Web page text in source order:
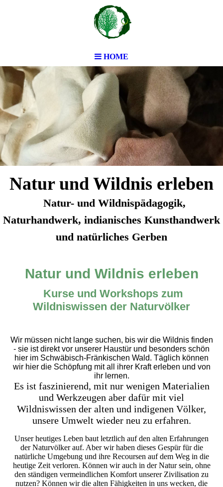
HOME
Natur und Wildnis erleben
Natur- und Wildnispädagogik,
Naturhandwerk, indianisches Kunsthandwerk
und natürliches Gerben
Natur und Wildnis erleben
Kurse und Workshops zum
Wildniswissen der Naturvölker
Wir müssen nicht lange suchen, bis wir die Wildnis finden
- sie ist direkt vor unserer Haustür und besonders schön
hier im Schwäbisch-Fränkischen Wald. Täglich können
wir hier die Schöpfung mit all ihrer Kraft erleben und von
ihr lernen.
Es ist faszinierend, mit nur wenigen Materialien
und Werkzeugen aber dafür mit viel
Wildniswissen der alten und indigenen Völker,
unsere Umwelt wieder neu zu erfahren.
Unser heutiges Leben baut letztlich auf den alten Erfahrungen
der Naturvölker auf. Aber wir haben dieses Gespür für die
natürliche Umgebung und ihre Recoursen auf dem Weg in die
heutige Zeit verloren. Können wir auch in der Natur sein, ohne
den ständigen vermeindlichen Komfort unserer Zivilisation zu
nutzen? Können wir die alten Fähigkeiten in uns wecken, die